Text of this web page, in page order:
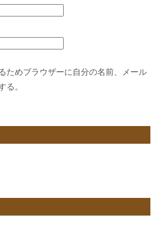
ためブラウザーに自分の名前、メール
る。